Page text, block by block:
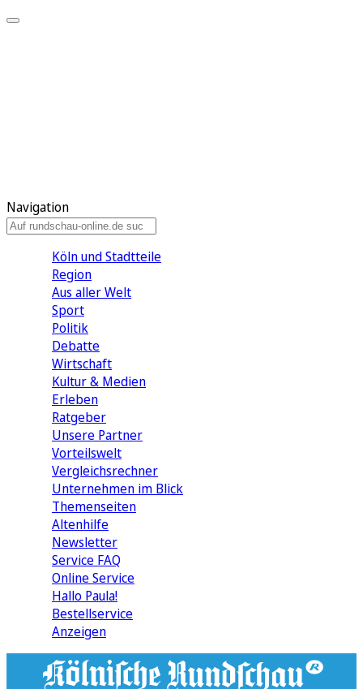
Navigation
Köln und Stadtteile
Region
Aus aller Welt
Sport
Politik
Debatte
Wirtschaft
Kultur & Medien
Erleben
Ratgeber
Unsere Partner
Vorteilswelt
Vergleichsrechner
Unternehmen im Blick
Themenseiten
Altenhilfe
Newsletter
Service FAQ
Online Service
Hallo Paula!
Bestellservice
Anzeigen